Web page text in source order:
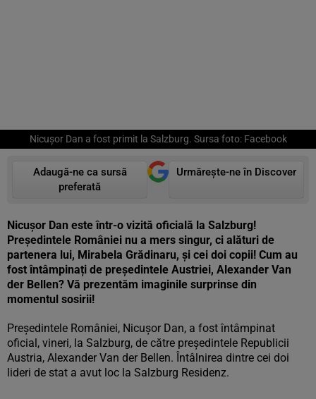
Nicușor Dan a fost primit la Salzburg. Sursa foto: Facebook
Adaugă-ne ca sursă
preferată
Urmărește-ne în Discover
Nicușor Dan este într-o vizită oficială la Salzburg!
Președintele României nu a mers singur, ci alături de
partenera lui, Mirabela Grădinaru, și cei doi copii! Cum au
fost întâmpinați de președintele Austriei, Alexander Van
der Bellen? Vă prezentăm imaginile surprinse din
momentul sosirii!
Președintele României, Nicușor Dan, a fost întâmpinat
oficial, vineri, la Salzburg, de către președintele Republicii
Austria, Alexander Van der Bellen. Întâlnirea dintre cei doi
lideri de stat a avut loc la Salzburg Residenz.